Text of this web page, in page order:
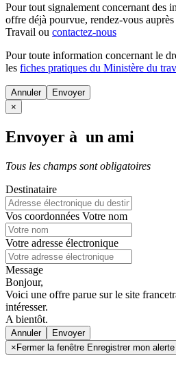
Pour tout signalement concernant des
offre déjà pourvue, rendez-vous
Travail ou contactez-nous
Pour toute information concernant le
les fiches pratiques du Ministère du
Annuler
×
Envoyer à un ami
Tous les champs sont obligatoires
Destinataire
Vos coordonnées Votre nom
Votre adresse électronique
Message
Bonjour,
Voici une offre parue sur le site
intéresser.
A bientôt.
Annuler
× Fermer la fenêtre Enregistrer mon alerte